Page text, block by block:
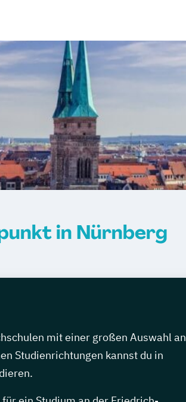
in Nürnberg
mit einer großen Auswahl an
Studienrichtungen kannst du in